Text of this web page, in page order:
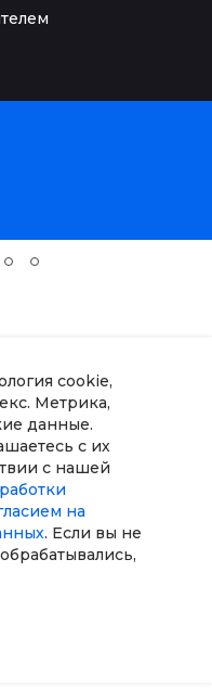
cookie,
Метрика,
данные.
с их
с нашей
на
. Если вы не